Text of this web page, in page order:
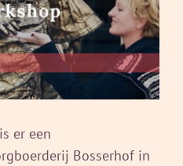
er een
Bosserhof in